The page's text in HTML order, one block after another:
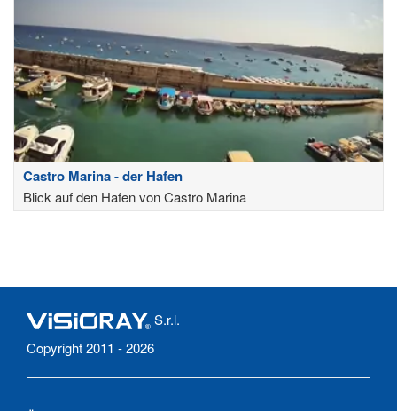
Castro Marina - der Hafen
Blick auf den Hafen von Castro Marina
S.r.l.
Copyright 2011 - 2026